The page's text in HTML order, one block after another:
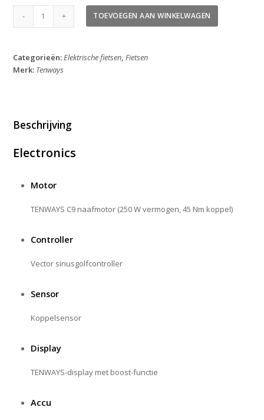
Tenways
2026
aantal
TOEVOEGEN AAN WINKELWAGEN
Categorieën:Elektrische fietsen,Fietsen
Merk: Tenways
Beschrijving
Electronics
Motor
TENWAYS C9 naafmotor (250 W vermogen, 45 Nm koppel)
Controller
Vector sinusgolfcontroller
Sensor
Koppelsensor
Display
TENWAYS-display met boost-functie
Accu